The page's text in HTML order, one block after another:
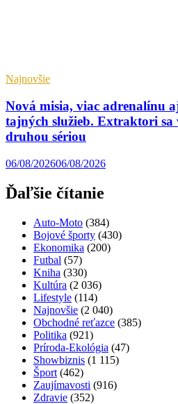
Najnovšie
Nová misia, viac adrenalínu
tajných služieb. Extraktori sa
druhou sériou
06/08/202606/08/2026
Ďaľšie čítanie
Auto-Moto (384)
Bojové športy (430)
Ekonomika (200)
Futbal (57)
Kniha (330)
Kultúra (2 036)
Lifestyle (114)
Najnovšie (2 040)
Obchodné reťazce (385)
Politika (921)
Príroda-Ekológia (47)
Showbiznis (1 115)
Šport (462)
Zaujímavosti (916)
Zdravie (352)